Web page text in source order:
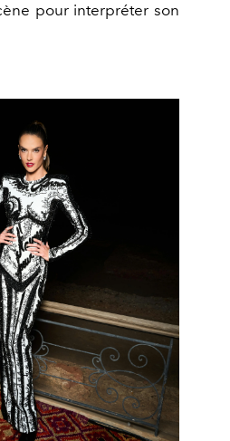
pour interpréter son